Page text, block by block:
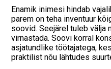
Enamik inimesi hindab
parem on teha inventuur
soovid. Seejärel tuleb välja
virnastada. Soovi korral
asjatundlike töötajatega,
praktilist nõu lähtudes